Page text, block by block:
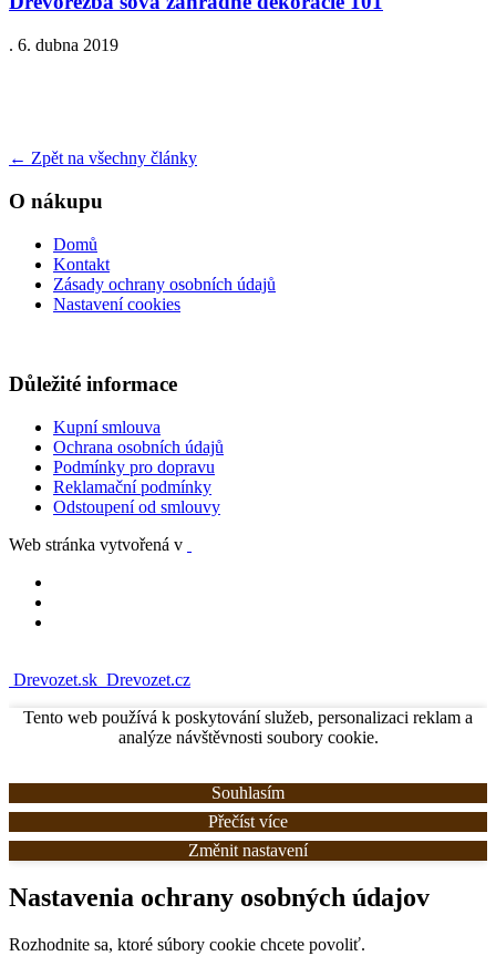
. 6. dubna 2019
← Zpět na všechny články
O nákupu
Domů
Kontakt
Zásady ochrany osobních údajů
Nastavení cookies
Důležité informace
Kupní smlouva
Ochrana osobních údajů
Podmínky pro dopravu
Reklamační podmínky
Odstoupení od smlouvy
Web stránka vytvořená v
Drevozet.sk Drevozet.cz
Tento web používá k poskytování služeb, personalizaci reklam a
analýze návštěvnosti soubory cookie.
Souhlasím
Přečíst více
Změnit nastavení
Nastavenia ochrany osobných údajov
Rozhodnite sa, ktoré súbory cookie chcete povoliť.